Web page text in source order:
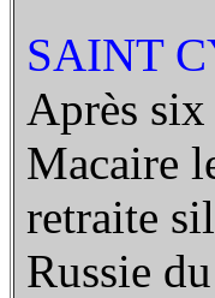
SAINT
Après six
Macaire
retraite
Russie